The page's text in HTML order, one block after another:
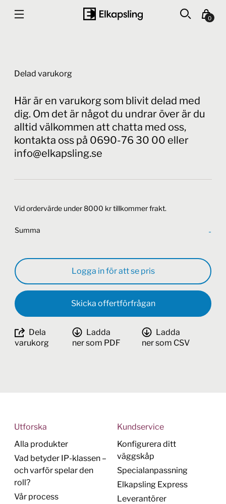
0
Delad varukorg
Här är en varukorg som blivit delad med
dig. Om det är något du undrar över är du
alltid välkommen att chatta med oss,
kontakta oss på 0690-76 30 00 eller
info@elkapsling.se
Vid ordervärde under 8000 kr tillkommer frakt.
Summa -
Logga in för att se pris
Skicka offertförfrågan
Dela
varukorg
Ladda
ner som PDF
Ladda
ner som CSV
Utforska
Alla produkter
Vad betyder IP-klassen –
och varför spelar den
roll?
Vår process
Kundservice
Konfigurera ditt
väggskåp
Specialanpassning
Elkapsling Express
Leverantörer